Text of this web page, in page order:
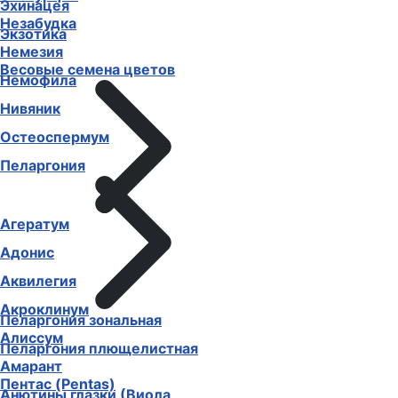
Незабудка
Немезия
Немофила
Нивяник
Остеоспермум
Пеларгония
Пеларгония зональная
Пеларгония плющелистная
Пентас (Pentas)
Эхинацея
Экзотика
Весовые семена цветов
Агератум
Адонис
Аквилегия
Акроклинум
Алиссум
Амарант
Анютины глазки (Виола